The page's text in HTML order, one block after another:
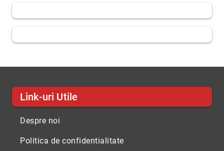
Link-uri Utile
Despre noi
Politica de confidentialitate